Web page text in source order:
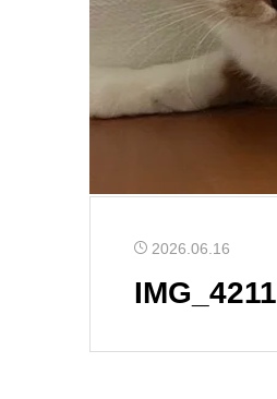
2026.06.16
IMG_4211